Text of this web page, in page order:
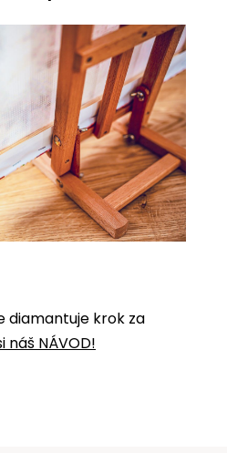
diamantuje krok za
náš NÁVOD!